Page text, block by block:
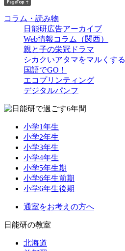
コラム・読み物
日能研広告アーカイブ
Web情報コラム（関西）
親と子の栄冠ドラマ
シカクいアタマをマルくする
国語でGO！
エコプリンティング
デジタルパンフ
小学1年生
小学2年生
小学3年生
小学4年生
小学5年生期
小学6年生前期
小学6年生後期
通室をお考えの方へ
日能研の教室
北海道